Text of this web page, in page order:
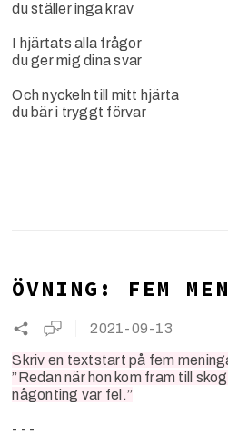
du ställer inga krav
I hjärtats alla frågor
du ger mig dina svar
Och nyckeln till mitt hjärta
du bär i tryggt förvar
ÖVNING: FEM
2021-09-13
Skriv en textstart på fem
”Redan när hon kom fram till
någonting var fel.”
- - -